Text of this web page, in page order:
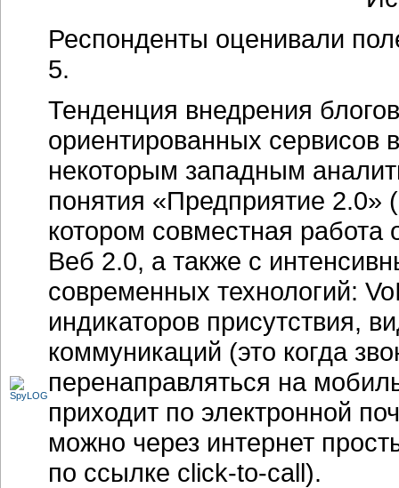
Респонденты оценивали
5.
Тенденция внедрения
ориентированных сервисов
некоторым западным
понятия «Предприятие 2.0»
котором совместная
Веб 2.0, а также с
современных технологий:
индикаторов присутствия,
коммуникаций (это когда
перенаправляться на
приходит по электронной
можно через интернет
по ссылке click-to-call).